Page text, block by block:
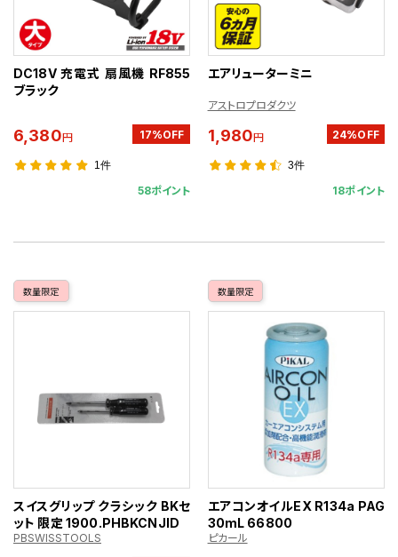
DC18V 充電式 扇風機 RF855
ブラック
6,380円 17%OFF
1件
58ポイント
エアリューターミニ
アストロプロダクツ
1,980円 24%OFF
3件
18ポイント
数量限定
スイスグリップ クラシック BKセ
ット 限定 1900.PHBKCNJID
PBSWISSTOOLS
数量限定
エアコンオイルEX R134a PAG
30mL 66800
ピカール